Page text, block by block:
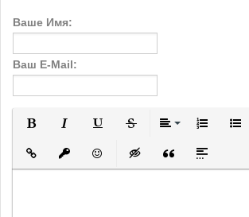
Ваше Имя:
Ваш E-Mail:
Вставить ссылку
Вставить защищенную
Вставить смайлик
Вставка скрытого
Вставка